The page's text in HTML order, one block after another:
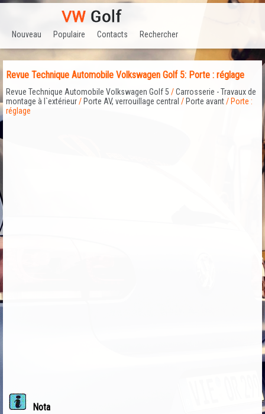
Nouveau Populaire Contacts Rechercher
Revue Technique Automobile Volkswagen Golf 5: Porte : réglage
Revue Technique Automobile Volkswagen Golf 5 /Carrosserie - Travaux de
montage à l`extérieur/ Porte AV, verrouillage central / Porte avant/ Porte :
réglage
Nota